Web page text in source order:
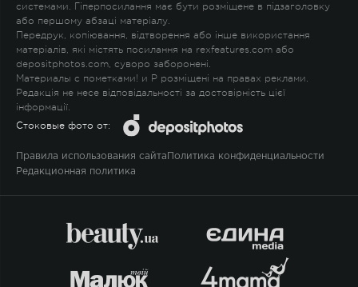
системами. Гіперпосилання має бути розміщене в підзаголовку
або першому абзаці матеріалу.
Передрук, копіювання, відтворення або інше використання
матеріалів, які містять посилання на rexfeatures.com або
depositphotos.com, суворо заборонені.
Материалы с пометками! и P розміщені на правах реклами.
Редакція не несе відповідальності за достовірність цієї
інформації.
Стоковые фото от:
Правила использования сайта Политика конфиденциальности
Редакционная политика